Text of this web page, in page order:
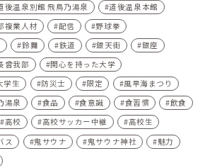
後温泉別館 飛鳥乃湯泉
道後温泉本館
複業人材 配信
野球拳
鈴舞 鉄道 銀天街
銀座
曾我部
関心を持った大学
学生
防災士 限定
風早海まつり
湯泉 食品 食意識 食習慣
飲食
高校 高校サッカー中継
高校生
ス 鬼サウナ 鬼サウナ神社
魅力